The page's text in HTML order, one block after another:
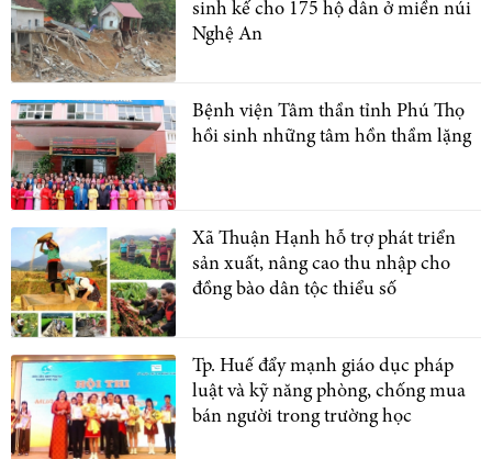
sinh kế cho 175 hộ dân ở miền núi
Nghệ An
Bệnh viện Tâm thần tỉnh Phú Thọ
hồi sinh những tâm hồn thầm lặng
Xã Thuận Hạnh hỗ trợ phát triển
sản xuất, nâng cao thu nhập cho
đồng bào dân tộc thiểu số
Tp. Huế đẩy mạnh giáo dục pháp
luật và kỹ năng phòng, chống mua
bán người trong trường học